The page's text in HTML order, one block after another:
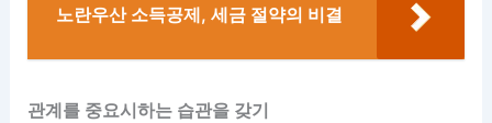
노란우산 소득공제, 세금 절약의 비결
관계를 중요시하는 습관을 갖기